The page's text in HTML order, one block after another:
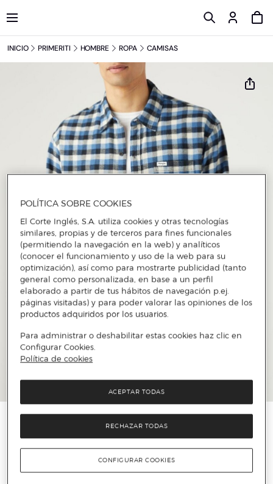
INICIO PRIMERITI HOMBRE ROPA CAMISAS
Camisa de corte regular
POLÍTICA SOBRE COOKIES
El Corte Inglés, S.A. utiliza cookies y otras tecnologías
similares, propias y de terceros para fines funcionales
(permitiendo la navegación en la web) y analíticos
(conocer el funcionamiento y uso de la web para su
optimización), así como para mostrarte publicidad (tanto
general como personalizada, en base a un perfil
elaborado a partir de tus hábitos de navegación p.ej.
páginas visitadas) y para poder valorar las opiniones de los
productos adquiridos por los usuarios.
Para administrar o deshabilitar estas cookies haz clic en
Configurar Cookies.
Política de cookies
RECHAZAR TODAS
ACEPTAR TODAS
CONFIGURAR COOKIES